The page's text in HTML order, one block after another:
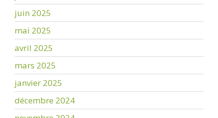
juin 2025
mai 2025
avril 2025
mars 2025
janvier 2025
décembre 2024